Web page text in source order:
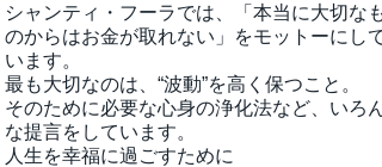
シャンティ・フーラでは、「本当に大切な
のからはお金が取れない」をモットーにし
います。
最も大切なのは、“波動”を高く保つこと。
そのために必要な心身の浄化法など、いろ
な提言をしています。
人生を幸福に過ごすために